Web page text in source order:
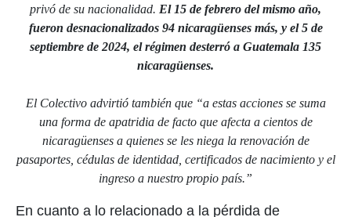
privó de su nacionalidad. El 15 de febrero del mismo año,
fueron desnacionalizados 94 nicaragüenses más, y el 5 de
septiembre de 2024, el régimen desterró a Guatemala 135
nicaragüenses.
El Colectivo advirtió también que “a estas acciones se suma
una forma de apatridia de facto que afecta a cientos de
nicaragüenses a quienes se les niega la renovación de
pasaportes, cédulas de identidad, certificados de nacimiento y el
ingreso a nuestro propio país.”
En cuanto a lo relacionado a la pérdida de